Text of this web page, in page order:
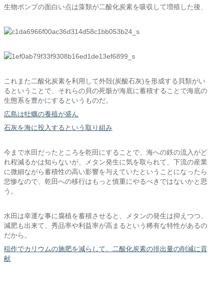
生物ポンプの面白い点は藻類が二酸化炭素を吸収して増殖した後、
これまた二酸化炭素を利用して外殻(炭酸石灰)を形成する貝類がい
るということで、それらの貝の死骸が海底に蓄積することで海底の
生態系を豊かにするというものだ。
広島は牡蠣の養殖が盛ん
石灰を海に投入するという取り組み
今まで水田だったところを乾田にすることで、海への鉄の流入がど
れ程減るかは知らないが、メタン発生に気を取られて、下流の産業
に微細ながら蓄積性の高い影響を与えていたということになったら
悲惨なので、乾田への移行はもっと慎重にやるべきではないかと思
う。
水田は幸運な事に腐植を蓄積させると、メタンの発生は抑えつつ、
減肥も出来て、秀品率や利益率が高まるという稀有な特性があるの
だから。
稲作でカリウムの施肥を減らして、二酸化炭素の排出量の削減に貢
献